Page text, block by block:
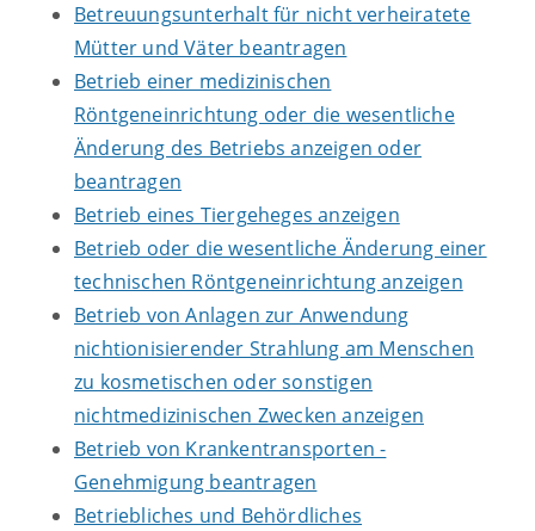
Betreuungsunterhalt für nicht verheiratete
Mütter und Väter beantragen
Betrieb einer medizinischen
Röntgeneinrichtung oder die wesentliche
Änderung des Betriebs anzeigen oder
beantragen
Betrieb eines Tiergeheges anzeigen
Betrieb oder die wesentliche Änderung einer
technischen Röntgeneinrichtung anzeigen
Betrieb von Anlagen zur Anwendung
nichtionisierender Strahlung am Menschen
zu kosmetischen oder sonstigen
nichtmedizinischen Zwecken anzeigen
Betrieb von Krankentransporten -
Genehmigung beantragen
Betriebliches und Behördliches